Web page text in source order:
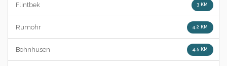
Flintbek 3 KM
Rumohr 4.2 KM
Böhnhusen 4.5 KM